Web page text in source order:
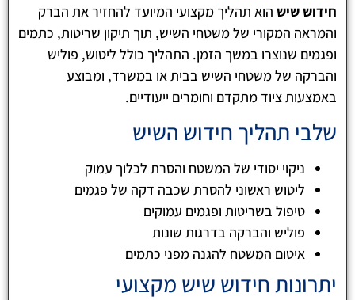
חידוש שיש הוא תהליך מקצועי המיועד להחזיר את הברק
והמראה המקורי של משטחי השיש, תוך תיקון שריטות, כתמים
ופגמים שנוצרו במשך הזמן. התהליך כולל ליטוש, פוליש
והברקה של משטחי השיש בבית או במשרד, ומבוצע
באמצעות ציוד מתקדם וחומרים ייעודיים.
שלבי תהליך חידוש השיש
ניקוי יסודי של המשטח והסרת לכלוך עמוק
ליטוש ראשוני להסרת שכבה דקה של פגמים
טיפול בשריטות ופגמים עמוקים
פוליש והברקה בדרגות שונות
איטום המשטח להגנה מפני כתמים
יתרונות חידוש שיש מקצועי